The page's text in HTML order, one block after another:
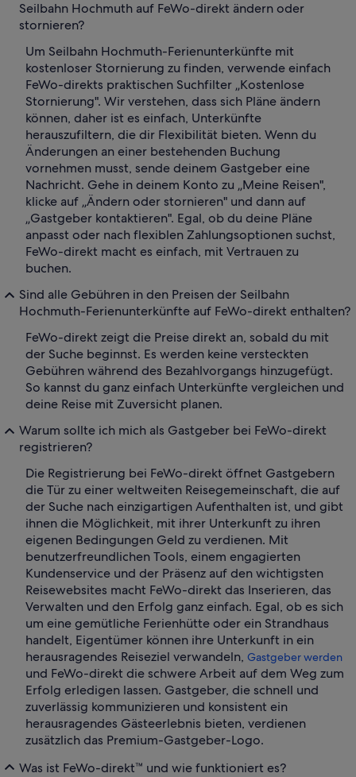
Seilbahn Hochmuth auf FeWo-direkt ändern oder
stornieren?
Um Seilbahn Hochmuth-Ferienunterkünfte mit
kostenloser Stornierung zu finden, verwende einfach
FeWo-direkts praktischen Suchfilter „Kostenlose
Stornierung". Wir verstehen, dass sich Pläne ändern
können, daher ist es einfach, Unterkünfte
herauszufiltern, die dir Flexibilität bieten. Wenn du
Änderungen an einer bestehenden Buchung
vornehmen musst, sende deinem Gastgeber eine
Nachricht. Gehe in deinem Konto zu „Meine Reisen",
klicke auf „Ändern oder stornieren" und dann auf
„Gastgeber kontaktieren". Egal, ob du deine Pläne
anpasst oder nach flexiblen Zahlungsoptionen suchst,
FeWo-direkt macht es einfach, mit Vertrauen zu
buchen.
Sind alle Gebühren in den Preisen der Seilbahn
Hochmuth-Ferienunterkünfte auf FeWo-direkt enthalten?
FeWo-direkt zeigt die Preise direkt an, sobald du mit
der Suche beginnst. Es werden keine versteckten
Gebühren während des Bezahlvorgangs hinzugefügt.
So kannst du ganz einfach Unterkünfte vergleichen und
deine Reise mit Zuversicht planen.
Warum sollte ich mich als Gastgeber bei FeWo-direkt
registrieren?
Die Registrierung bei FeWo-direkt öffnet Gastgebern
die Tür zu einer weltweiten Reisegemeinschaft, die auf
der Suche nach einzigartigen Aufenthalten ist, und gibt
ihnen die Möglichkeit, mit ihrer Unterkunft zu ihren
eigenen Bedingungen Geld zu verdienen. Mit
benutzerfreundlichen Tools, einem engagierten
Kundenservice und der Präsenz auf den wichtigsten
Reisewebsites macht FeWo-direkt das Inserieren, das
Verwalten und den Erfolg ganz einfach. Egal, ob es sich
um eine gemütliche Ferienhütte oder ein Strandhaus
handelt, Eigentümer können ihre Unterkunft in ein
herausragendes Reiseziel verwandeln, Gastgeber werden
und FeWo-direkt die schwere Arbeit auf dem Weg zum
Erfolg erledigen lassen. Gastgeber, die schnell und
zuverlässig kommunizieren und konsistent ein
herausragendes Gästeerlebnis bieten, verdienen
zusätzlich das Premium-Gastgeber-Logo.
Was ist FeWo-direkt™ und wie funktioniert es?